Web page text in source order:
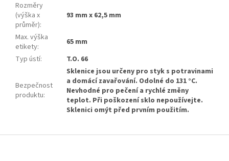
Rozměry
(výška x
průměr):
93 mm x 62,5 mm
Max. výška
etikety:
65 mm
Typ ústí: T.O. 66
Bezpečnost
produktu:
Sklenice jsou určeny pro styk s potravinami
a domácí zavařování. Odolné do 131 °C.
Nevhodné pro pečení a rychlé změny
teplot. Při poškození sklo nepoužívejte.
Sklenici omýt před prvním použitím.